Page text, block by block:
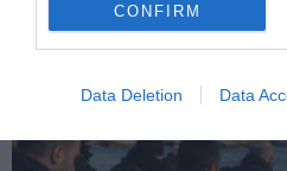
CONFIRM
Data Deletion Data
TI POTREBBERO